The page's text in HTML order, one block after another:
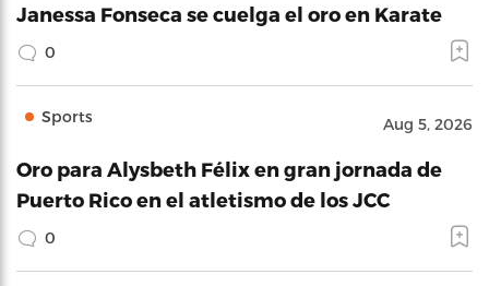
Janessa Fonseca se cuelga el oro en Karate
0
Sports Aug 5, 2026
Oro para Alysbeth Félix en gran jornada de
Puerto Rico en el atletismo de los JCC
0